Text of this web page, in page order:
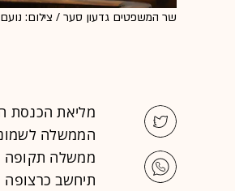
שר המשפטים גדעון סער / צילום:
מליאת הכנסת
הממשלה
ממשלה תקופה
תיחשב